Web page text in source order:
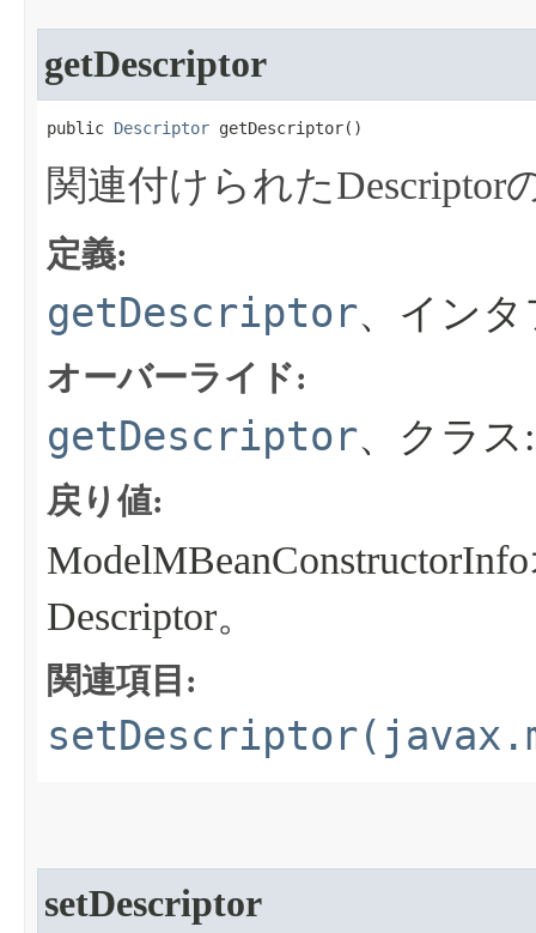
getDescriptor
public Descriptor getDescriptor​()
関連付けられたDescriptor
定義:
getDescriptor、イン
オーバーライド:
getDescriptor、クラ
戻り値:
Descriptor。
関連項目:
setDescriptor